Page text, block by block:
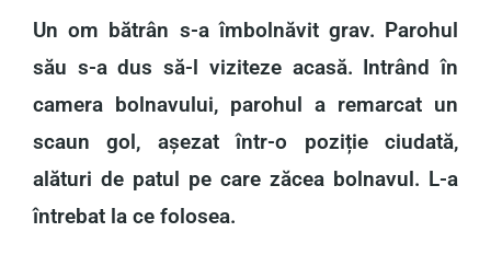
Un om bătrân s-a îmbolnăvit grav. Parohul
său s-a dus să-l viziteze acasă. Intrând în
camera bolnavului, parohul a remarcat un
scaun gol, așezat într-o poziție ciudată,
alături de patul pe care zăcea bolnavul. L-a
întrebat la ce folosea.